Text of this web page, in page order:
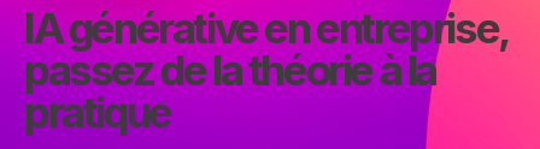
IA générative en entreprise,
passez de la théorie à la
pratique